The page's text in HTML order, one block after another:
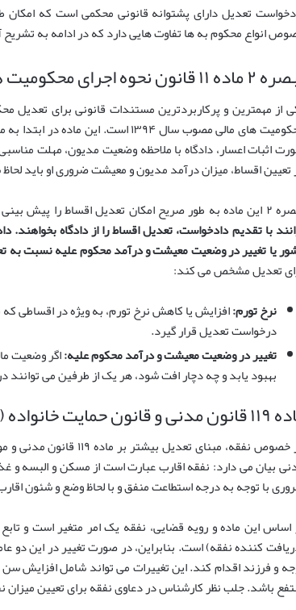
تعدیل دارای پشتوانه قانونی محکمی است که
انواع محکوم به ها تفاوت هایی دارد که در ادامه به تشریح
نحوه اجرای محکومیت های مالی
محکومیت های مالی مصوب سال ۱۳۹۴
اثبات اعسار، دادگاه با ملاحظه وضعیت مدیون، مهلت
تعیین اقساط، میزان درآمد مدیون و معیشت ضروری او باید لحاظ
تعدیل اقساط را پیش بینی کرده و بیان می کند:
با تقدیم دادخواست، تعدیل اقساط را از دادگاه
یا تغییر در وضعیت معیشت و درآمد محکوم علیه نسبت به
تعدیل مشخص می کند:
نرخ تورم:افزایش یا کاهش نرخ تورم، به ویژه در اقساطی
درخواست تعدیل قرار گیرد.
تغییر در وضعیت معیشت و درآمد محکوم علیه:اگر وضعیت
بهبود یابد و چه دچار افت شود، هر یک از طرفین می
خانواده (تعدیل نفقه)
بیان می دارد: نفقه اقارب عبارت است از مسکن و البسه و
با توجه به درجه استطاعت منفق و با لحاظ وضع و شئون
اساس این ماده و رویه قضایی، نفقه یک امر متغیر است و
کننده نفقه) است. بنابراین، در صورت تغییر در این دو
و فرزند اقدام کند. این تغییرات می تواند شامل افزایش سن
باشد. جلب نظر کارشناس در دعاوی نفقه برای تعیین